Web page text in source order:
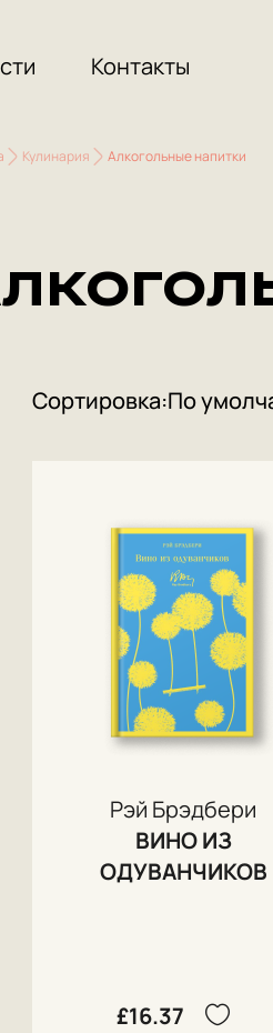
Контакты
Кулинария Алкогольные напитки
Сортировка:По
Рэй Брэдбери
ВИНО ИЗ
ОДУВАНЧИКОВ
£16.37